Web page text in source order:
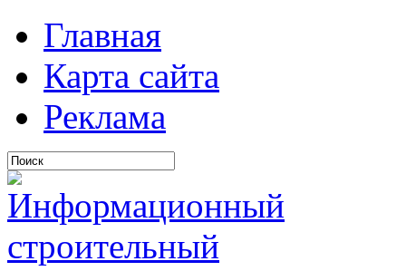
Главная
Карта сайта
Реклама